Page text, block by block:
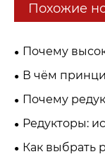
Похожие
Почему
В чём
Почему
выбор для
автоматизации?
Редукторы:
силой и
Как выбрать